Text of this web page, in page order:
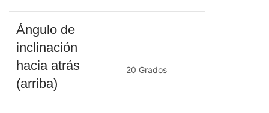
Ángulo de
inclinación
hacia atrás
(arriba)
20 Grados